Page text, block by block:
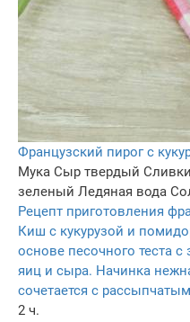
Французский пирог с
Мука Сыр твердый Сливки
зеленый Ледяная вода
Рецепт приготовления
Киш с кукурузой и
основе песочного теста
яиц и сыра. Начинка
сочетается с
2 ч.